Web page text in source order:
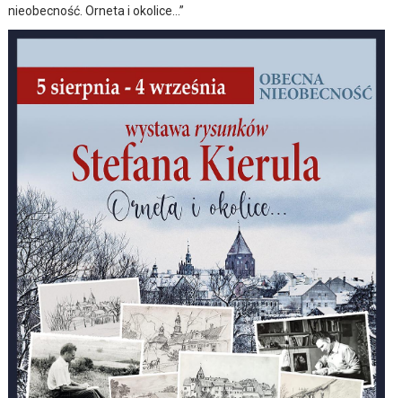
nieobecność. Orneta i okolice…”